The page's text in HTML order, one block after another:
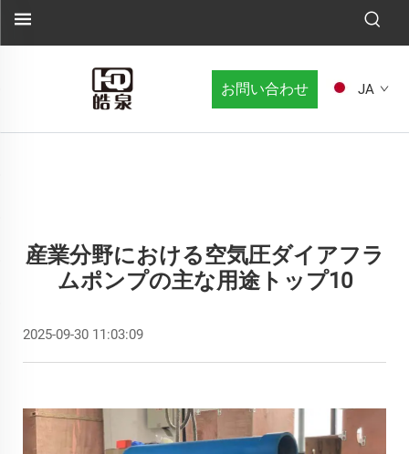
お問い合わせ JA
産業分野における空気圧ダイアフラ
ムポンプの主な用途トップ10
2025-09-30 11:03:09